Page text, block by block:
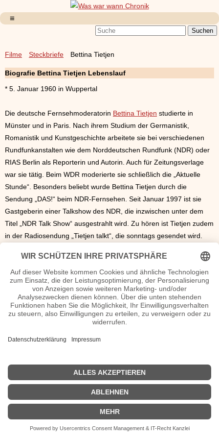
Filme Steckbriefe Bettina Tietjen
Biografie Bettina Tietjen Lebenslauf
* 5. Januar 1960 in Wuppertal
Die deutsche Fernsehmoderatorin Bettina Tietjen studierte in
Münster und in Paris. Nach ihrem Studium der Germanistik,
Romanistik und Kunstgeschichte arbeitete sie bei verschiedenen
Rundfunkanstalten wie dem Norddeutschen Rundfunk (NDR) oder
RIAS Berlin als Reporterin und Autorin. Auch für Zeitungsverlage
war sie tätig. Beim WDR moderierte sie schließlich die „Aktuelle
Stunde“. Besonders beliebt wurde Bettina Tietjen durch die
Sendung „DAS!“ beim NDR-Fernsehen. Seit Januar 1997 ist sie
Gastgeberin einer Talkshow des NDR, die inzwischen unter dem
Titel „NDR Talk Show“ ausgestrahlt wird. Zu hören ist Tietjen zudem
in der Radiosendung „Tietjen talkt“, die sonntags gesendet wird.
ihren Kollegen Eva Hermann, Hape Kerkeling und Max Raabe auf
der CD „Swing it!“ (2003) unter Beweis. Die passionierte Camperin
ist verheiratet, lebt inHamburgund engagiert sich ehrenamtlich in
verschiedenen Stiftungen.
Bettina Tietjen Seiten, Kurzbio, Familie, verheiratet, Herkunft etc.
Instagram Seite
| © 2013–2023 was-war-wann.de. Alle Rechte vorbehalten. |
| Kurzbio | Vita | Herkunft |